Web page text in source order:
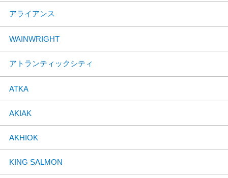
アライアンス
WAINWRIGHT
アトランティックシティ
ATKA
AKIAK
AKHIOK
KING SALMON